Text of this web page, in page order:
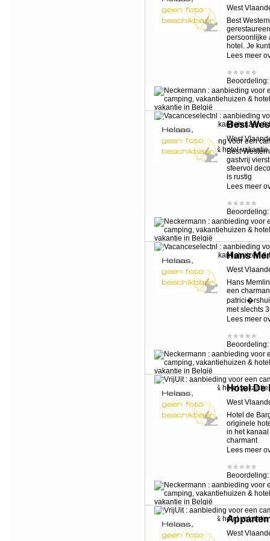
West
Best
persoonlijke
hotel. Je
Lees meer
Beoordeling:
Best
West
Best
gastvrij
sfeervol
is rustig
Lees meer
Beoordeling:
Hans
West
Hans
een
met slechts
Lees meer
Beoordeling:
Hotel De
West
Hotel de
originele
in het
charmant
Lees meer
Beoordeling:
West